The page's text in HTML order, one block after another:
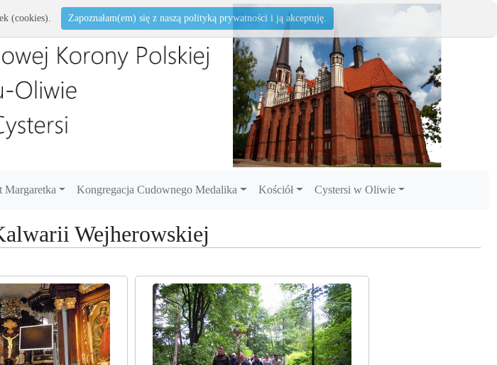
Margaretka Kongregacja Cudownego Medalika Kościół Cystersi w Oliwie
Wejherowskiej
(cookies). Zapoznałam(em) się z naszą polityką prywatności i ją akceptuję.